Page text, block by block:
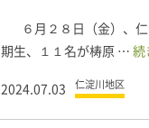
６月２８日（金）、仁
期生、１１名が梼原 … 続
2024.07.03 仁淀川地区